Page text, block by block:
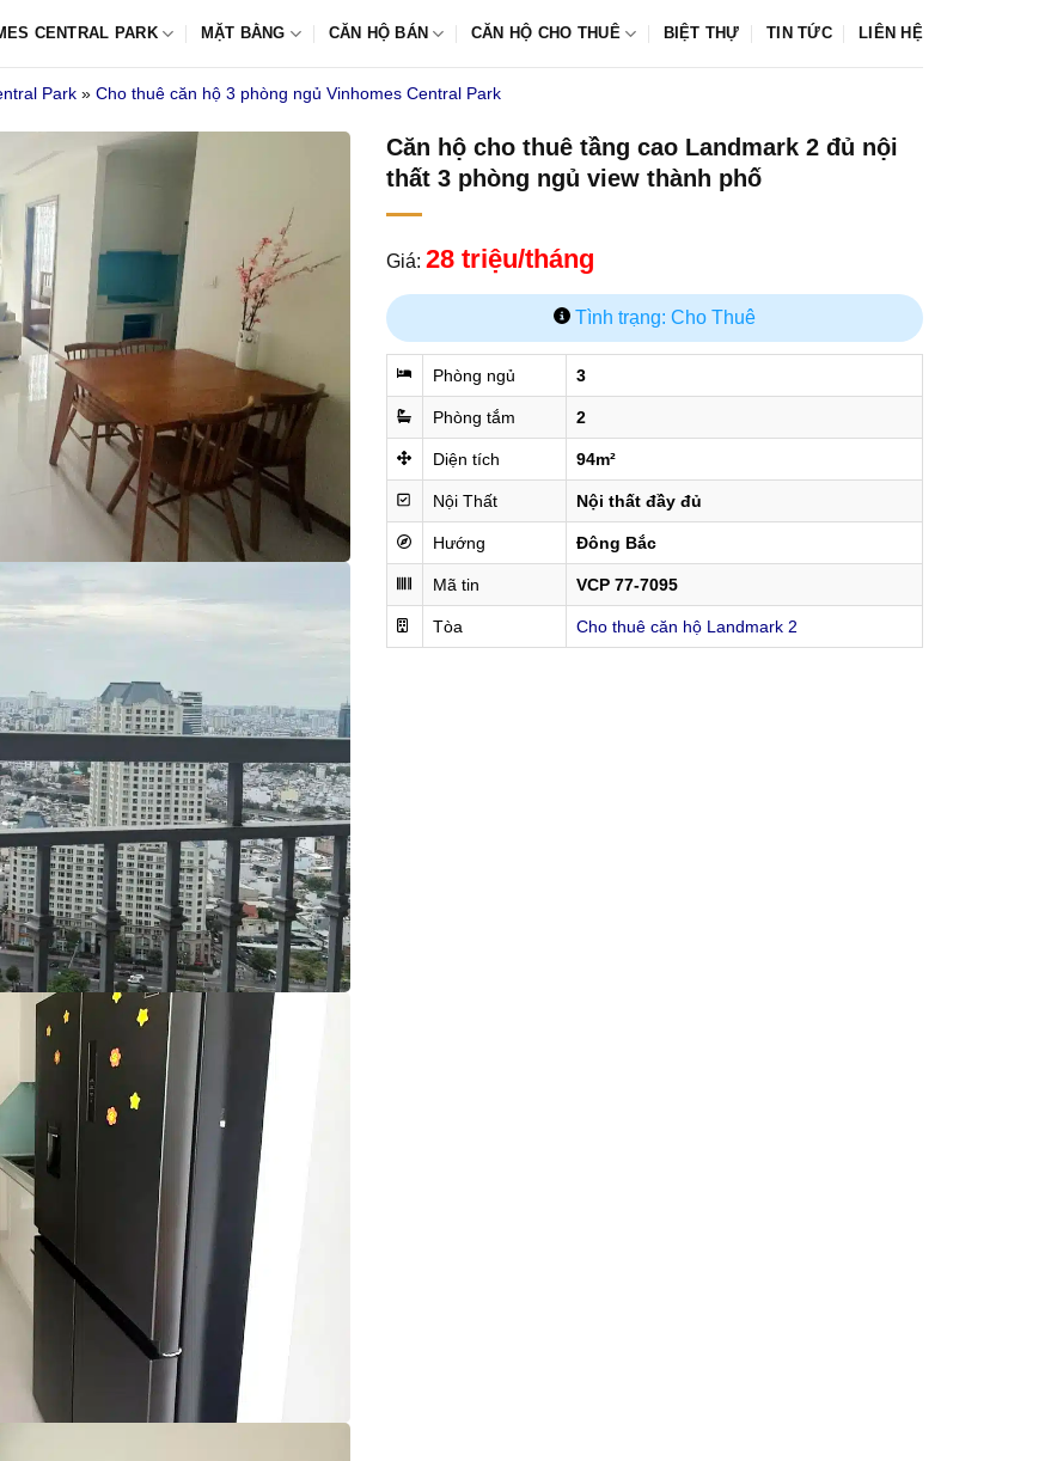
CENTRAL PARK MẶT BẰNG CĂN HỘ BÁN CĂN HỘ CHO THUÊ BIỆT THỰ TIN TỨC LIÊN HỆ
Park » Cho thuê căn hộ 3 phòng ngủ Vinhomes Central Park
Căn hộ cho thuê tầng cao Landmark 2 đủ nội
thất 3 phòng ngủ view thành phố
Giá: 28 triệu/tháng
Tình trạng: Cho Thuê
Phòng ngủ 3
Phòng tắm 2
Diện tích 94m²
Nội Thất Nội thất đầy đủ
Hướng Đông Bắc
Mã tin VCP 77-7095
Tòa Cho thuê căn hộ Landmark 2